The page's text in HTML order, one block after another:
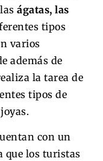
ágatas, las
tipos
varios
además de
la tarea de
tipos de
con un
que los turistas